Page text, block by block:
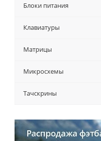
Блоки питания
Клавиатуры
Матрицы
Микросхемы
Тачскрины